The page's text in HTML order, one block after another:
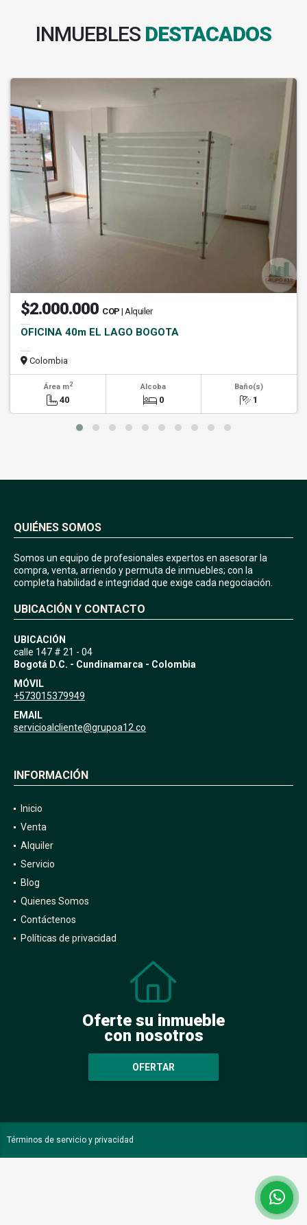
INMUEBLES DESTACADOS
$2.000.000 COP | Alquiler
OFICINA 40m EL LAGO BOGOTA
Colombia
Área m2
40
Alcoba
0
Baño(s)
1
QUIÉNES SOMOS
Somos un equipo de profesionales expertos en asesorar la
compra, venta, arriendo y permuta de inmuebles; con la
completa habilidad e integridad que exige cada negociación.
UBICACIÓN Y CONTACTO
UBICACIÓN
calle 147 # 21 - 04
Bogotá D.C. - Cundinamarca - Colombia
MÓVIL
+573015379949
EMAIL
servicioalcliente@grupoa12.co
INFORMACIÓN
Inicio
Venta
Alquiler
Servicio
Blog
Quienes Somos
Contáctenos
Políticas de privacidad
Oferte su inmueble
con nosotros
OFERTAR
Términos de servicio y privacidad